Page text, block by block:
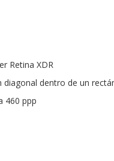
Retina XDR
diagonal dentro de un
460 ppp